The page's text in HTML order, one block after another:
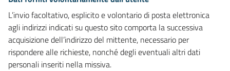
L’invio facoltativo, esplicito e volontario di posta elettronica
agli indirizzi indicati su questo sito comporta la successiva
acquisizione dell’indirizzo del mittente, necessario per
rispondere alle richieste, nonché degli eventuali altri dati
personali inseriti nella missiva.